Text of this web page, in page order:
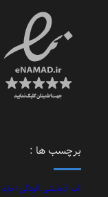
برچسب ها :
آب آزمایشی آلودگی اجاره